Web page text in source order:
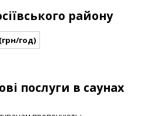
району
год)
послуги в саунах